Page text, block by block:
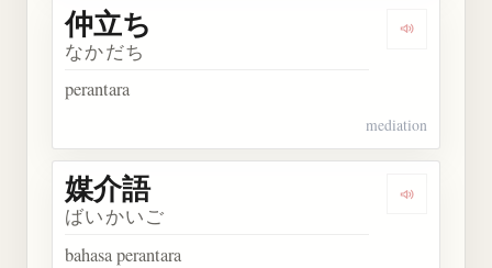
Dengarkan
仲立ち
なかだち
perantara
mediation
Dengarkan
媒介語
ばいかいご
bahasa perantara